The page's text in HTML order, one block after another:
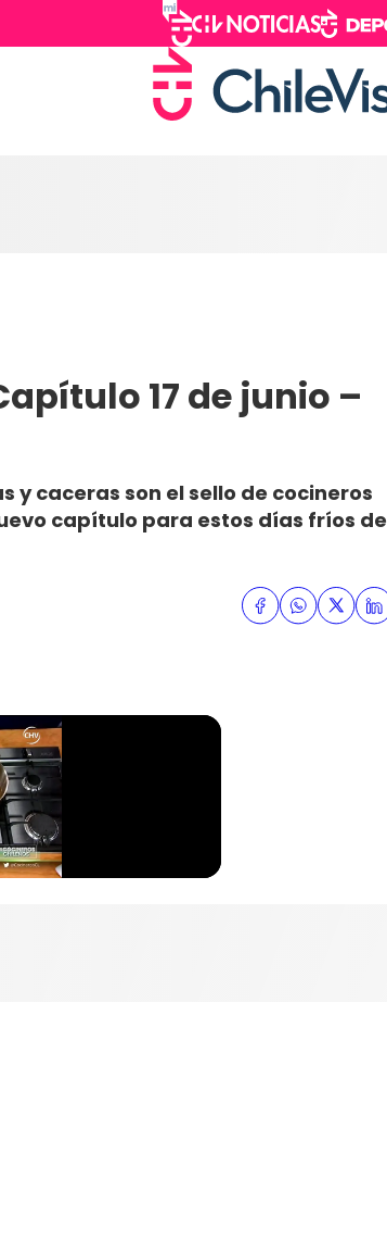
17 de junio –
y caceras son el sello de cocineros
capítulo para estos días fríos de